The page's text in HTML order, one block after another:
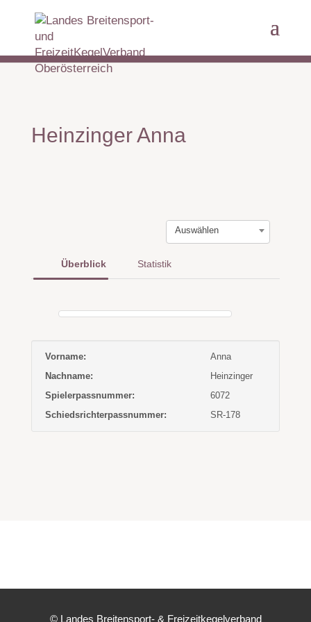
Heinzinger Anna
Auswählen
Überblick Statistik
Vorname:
Anna
Nachname:
Heinzinger
Spielerpassnummer:
6072
Schiedsrichterpassnummer:
SR-178
© Landes Breitensport- & Freizeitkegelverband